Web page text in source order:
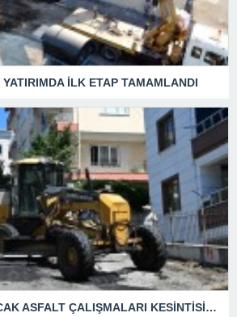
İLK ETAP TAMAMLANDI
KDZ. EREĞLİ’DE SICAK ASFALT ÇALIŞMALARI KESİNTİSİZ SÜRÜYOR